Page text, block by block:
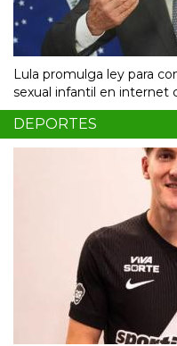
Lula promulga ley para
sexual infantil en internet
DEPORTES